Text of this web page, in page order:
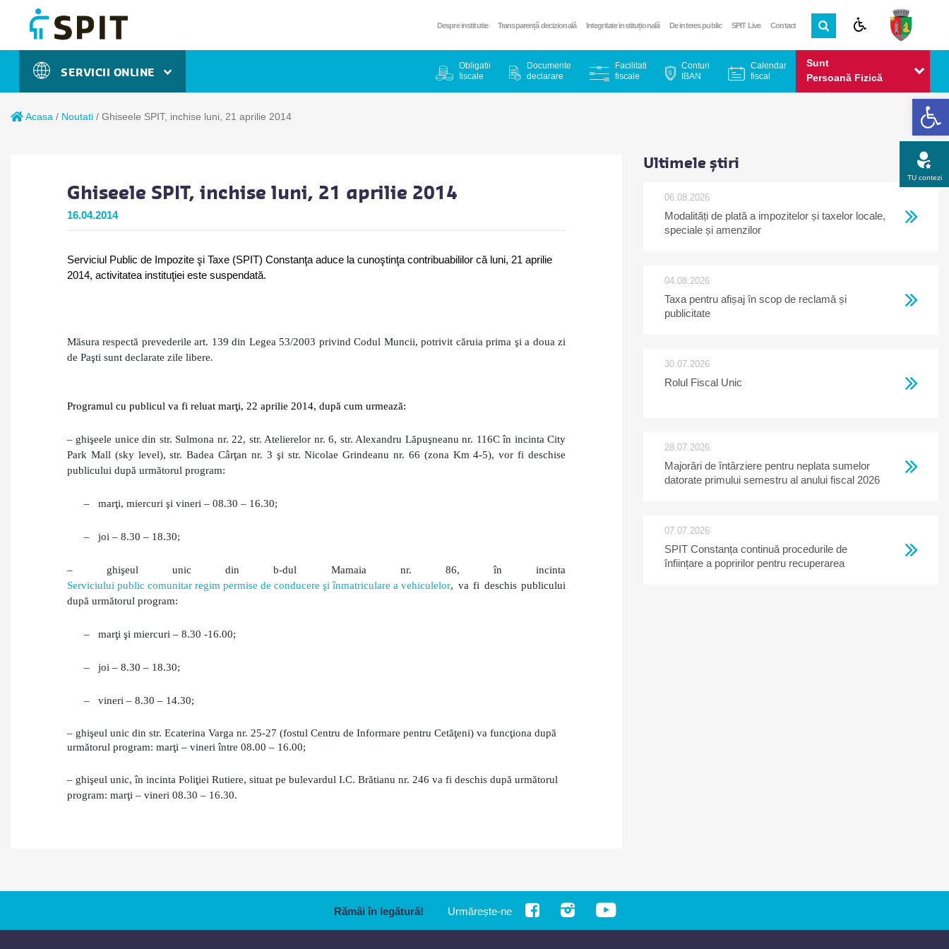
Despre institutie Transparență decizională Integritate instituțională De interes public SPIT Live Contact
SERVICII ONLINE
Sunt
Persoană Fizică
Obligatii
fiscale
Documente
declarare
Facilitati
fiscale
Conturi
IBAN
Calendar
fiscal
Acasa / Noutati / Ghiseele SPIT, inchise luni, 21 aprilie 2014
Ghiseele SPIT, inchise luni, 21 aprilie 2014
16.04.2014
Serviciul Public de Impozite şi Taxe (SPIT) Constanţa aduce la cunoştinţa contribuabililor că luni, 21 aprilie
2014, activitatea instituţiei este suspendată.
Măsura respectă prevederile art. 139 din Legea 53/2003 privind Codul Muncii, potrivit căruia prima şi a doua zi
de Paşti sunt declarate zile libere.
Programul cu publicul va fi reluat marţi, 22 aprilie 2014, după cum urmează:
– ghişeele unice din str. Sulmona nr. 22, str. Atelierelor nr. 6, str. Alexandru Lăpuşneanu nr. 116C în incinta City
Park Mall (sky level), str. Badea Cârţan nr. 3 şi str. Nicolae Grindeanu nr. 66 (zona Km 4-5), vor fi deschise
publicului după următorul program:
– marţi, miercuri şi vineri – 08.30 – 16.30;
– joi – 8.30 – 18.30;
– ghişeul unic din
b-dul Mamaia nr. 86, în incinta
Serviciului public comunitar regim permise de conducere şi înmatriculare a vehiculelor, va fi deschis publicului
după următorul program:
– marţi şi miercuri – 8.30 -16.00;
– joi – 8.30 – 18.30;
– vineri – 8.30 – 14.30;
– ghişeul unic din str. Ecaterina Varga nr. 25-27 (fostul Centru de Informare pentru Cetăţeni) va funcţiona după
următorul program: marţi – vineri între 08.00 – 16.00;
– ghişeul unic, în incinta Poliţiei Rutiere, situat pe bulevardul I.C. Brătianu nr. 246 va fi deschis după următorul
program: marţi – vineri 08.30 – 16.30.
Ultimele știri
06.08.2026
Modalități de plată a impozitelor și taxelor locale,
speciale și amenzilor
04.08.2026
Taxa pentru afișaj în scop de reclamă și
publicitate
30.07.2026
Rolul Fiscal Unic
28.07.2026
Majorări de întârziere pentru neplata sumelor
datorate primului semestru al anului fiscal 2026
07.07.2026
SPIT Constanța continuă procedurile de
înființare a popririlor pentru recuperarea
Rămâi în legătură! Urmărește-ne
TU contezi
Opinia ta
Apel gratuit
Newsletter
Program